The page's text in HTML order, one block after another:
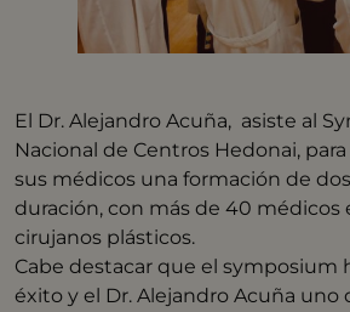
El Dr. Alejandro Acuña, asiste al
Nacional de Centros Hedonai,
sus médicos una formación de
duración, con más de 40 médicos
cirujanos plásticos.
Cabe destacar que el symposium
éxito y el Dr. Alejandro Acuña uno